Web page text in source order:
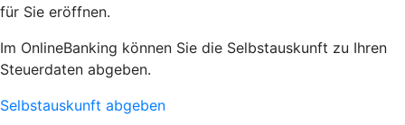
für Sie eröffnen.
Im OnlineBanking können Sie die Selbstauskunft zu Ihren
Steuerdaten abgeben.
Selbstauskunft abgeben